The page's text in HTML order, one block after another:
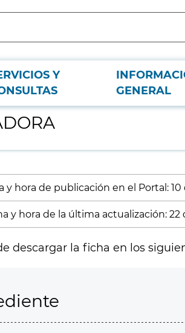
Y
GENERAL
y hora de publicación en el Portal: 10
y hora de la última actualización: 22
descargar la ficha en los